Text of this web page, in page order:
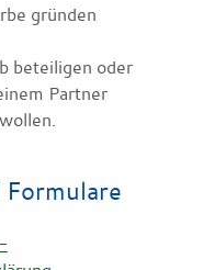
gründen
beteiligen oder
Partner